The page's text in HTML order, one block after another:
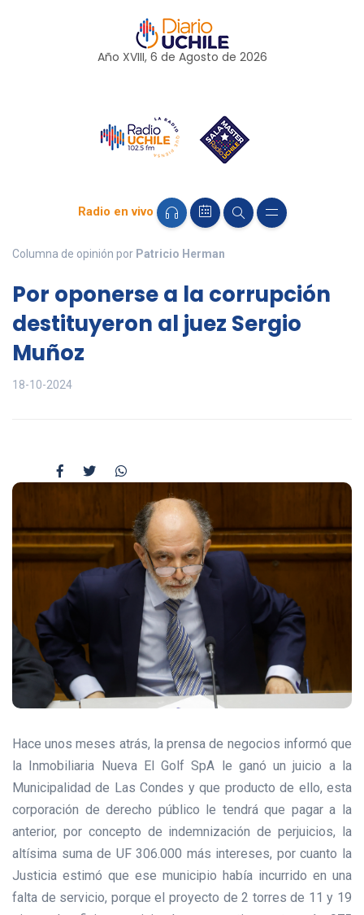
Año XVIII, 6 de Agosto de 2026
Radio en vivo
Columna de opinión por Patricio Herman
Por oponerse a la corrupción
destituyeron al juez Sergio
Muñoz
18-10-2024
Hace unos meses atrás, la prensa de negocios informó que
la Inmobiliaria Nueva El Golf SpA le ganó un juicio a la
Municipalidad de Las Condes y que producto de ello, esta
corporación de derecho público le tendrá que pagar a la
anterior, por concepto de indemnización de perjuicios, la
altísima suma de UF 306.000 más intereses, por cuanto la
Justicia estimó que ese municipio había incurrido en una
falta de servicio, porque el proyecto de 2 torres de 11 y 19